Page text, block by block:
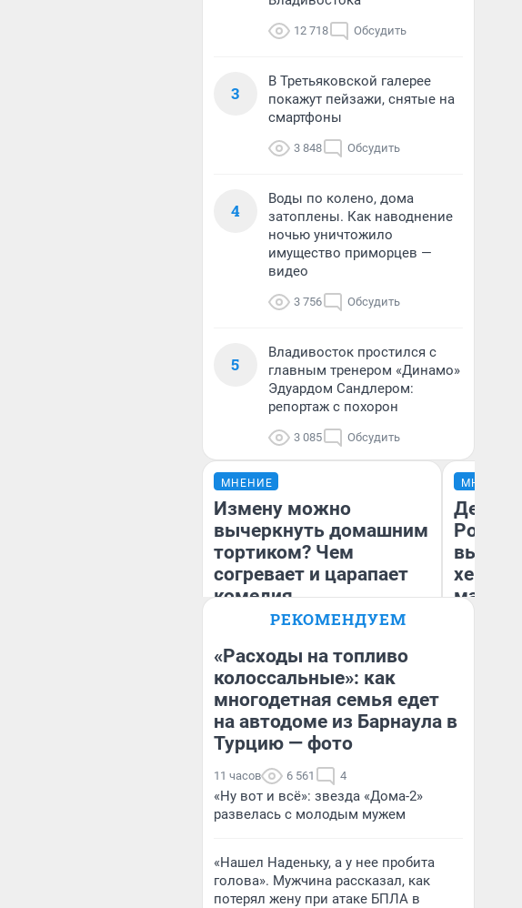
12 718 Обсудить
3
В Третьяковской галерее
покажут пейзажи, снятые на
смартфоны
3 848 Обсудить
4
Воды по колено, дома
затоплены. Как наводнение
ночью уничтожило
имущество приморцев —
видео
3 756 Обсудить
5
Владивосток простился с
главным тренером «Динамо»
Эдуардом Сандлером:
репортаж с похорон
3 085 Обсудить
МНЕНИЕ
Измену можно
вычеркнуть домашним
тортиком? Чем
согревает и царапает
комедия
«Комментируй это» —
Надежда Губарь
МНЕНИЕ
Дело
хенды
РЕКОМЕНДУЕМ
«Расходы на топливо
колоссальные»: как
многодетная семья едет
на автодоме из Барнаула в
Турцию — фото
11 часов 6 561 4
«Ну вот и всё»: звезда «Дома-2»
развелась с молодым мужем
«Нашел Наденьку, а у нее пробита
голова». Мужчина рассказал, как
потерял жену при атаке БПЛА в